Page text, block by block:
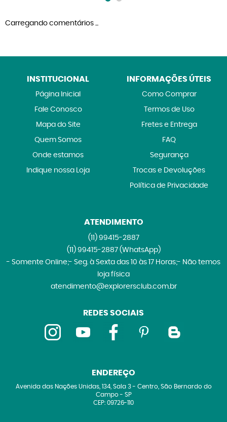
Carregando comentários ...
INSTITUCIONAL
Página Inicial
Fale Conosco
Mapa do Site
Quem Somos
Onde estamos
Indique nossa Loja
INFORMAÇÕES ÚTEIS
Como Comprar
Termos de Uso
Fretes e Entrega
FAQ
Segurança
Trocas e Devoluções
Política de Privacidade
ATENDIMENTO
(11)99415-2887
(11)99415-2887 (WhatsApp)
- Somente Online;- Seg. à Sexta das 10 às 17 Horas;- Não temos
loja física
atendimento@explorersclub.com.br
REDES SOCIAIS
ENDEREÇO
Avenida das Nações Unidas, 134, Sala 3- Centro, São Bernardo do
Campo- SP
CEP: 09726-110